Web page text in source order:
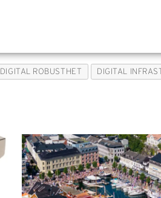
DIGITAL ROBUSTHET DIGITAL